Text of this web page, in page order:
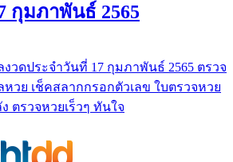
กุมภาพันธ์ 2565
วดประจำวันที่ 17 กุมภาพันธ์ 2565 ตรวจ
วย เช็คสลากกรอกตัวเลข ใบตรวจหวย
ตรวจหวยเร็วๆ ทันใจ